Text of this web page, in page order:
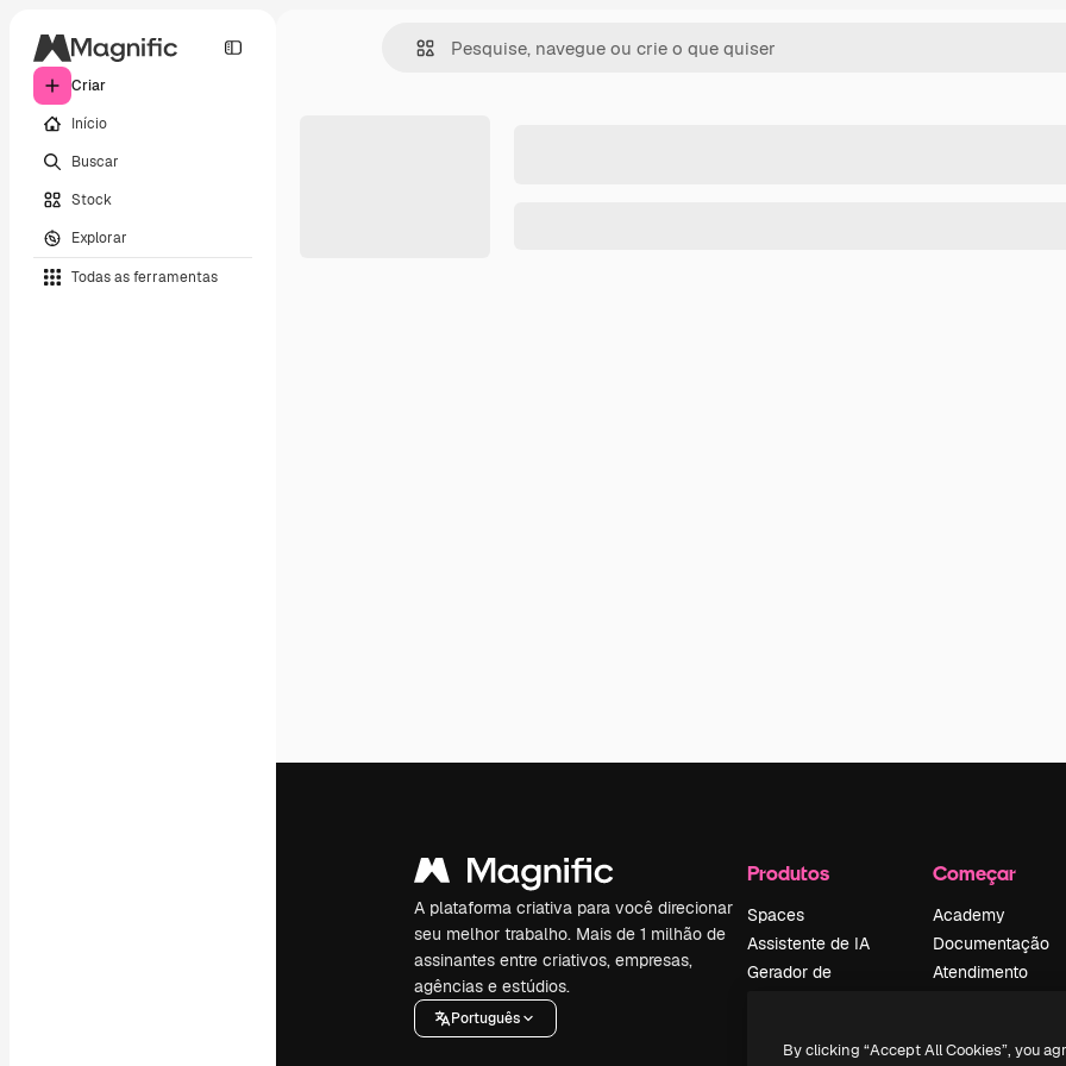
Criar
Início
Buscar
Stock
Explorar
Todas as ferramentas
A plataforma criativa para você direcionar
seu melhor trabalho. Mais de 1 milhão de
assinantes entre criativos, empresas,
agências e estúdios.
Português
Produtos
Spaces
Assistente de IA
Gerador de
Texto para voz
Começar
Academy
Documentação
Atendimento
Política de
By clicking “Accept All Cookies”, you